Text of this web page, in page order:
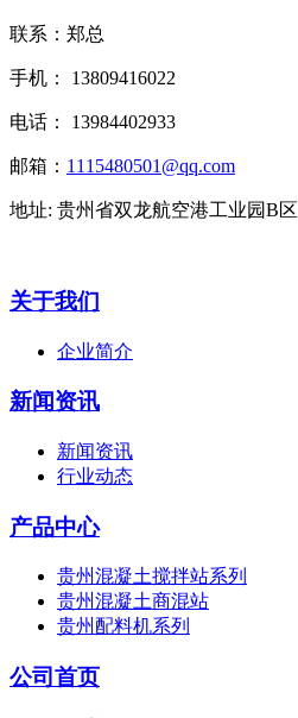
联系：郑总
手机： 13809416022
电话： 13984402933
邮箱： 1115480501@qq.com
地址: 贵州省双龙航空港工业园B区
关于我们
企业简介
新闻资讯
新闻资讯
行业动态
产品中心
贵州混凝土搅拌站系列
贵州混凝土商混站
贵州配料机系列
公司首页